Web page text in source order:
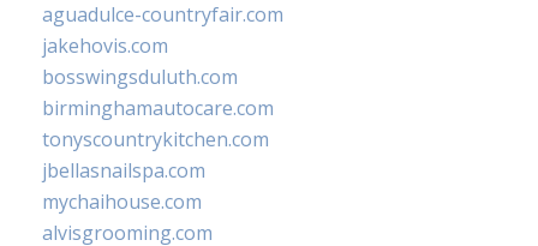
aguadulce-countryfair.com
jakehovis.com
bosswingsduluth.com
birminghamautocare.com
tonyscountrykitchen.com
jbellasnailspa.com
mychaihouse.com
alvisgrooming.com